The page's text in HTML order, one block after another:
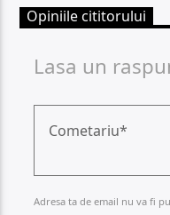
Opiniile cititorului
Lasa un
Adresa ta de email nu va fi